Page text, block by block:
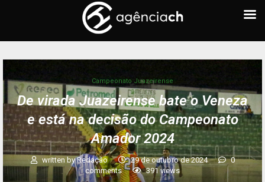
Campeonato Juazeirense
De virada Juazeirense bate o Veneza
e está na decisão do Campeonato
Amador 2024
written byRedação 29 de outubro de 2024
0
comments
391 views